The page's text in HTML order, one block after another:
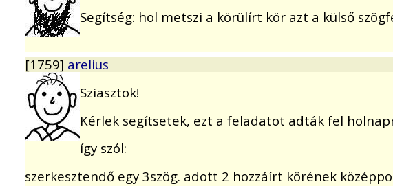
Segítség: hol metszi a körülírt kör azt a külső
[1759] arelius
Sziasztok!
Kérlek segítsetek, ezt a feladatot adták fel
így szól:
szerkesztendő egy 3szög. adott 2 hozzáírt körének